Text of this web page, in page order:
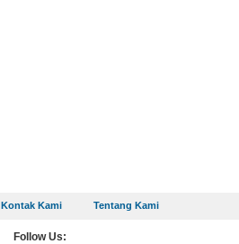
Kontak Kami Tentang Kami
Follow Us: